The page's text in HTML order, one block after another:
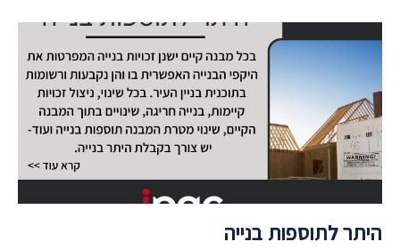
היתר לתוספות בנייה